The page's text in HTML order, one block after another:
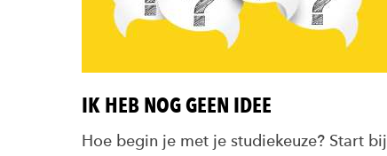
IK HEB NOG GEEN IDEE
Hoe begin je met je studiekeuze? Start bij